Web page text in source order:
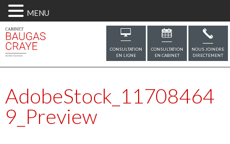
CONSULTATION
EN LIGNE
CONSULTATION
EN CABINET
NOUS JOINDRE
DIRECTEMENT
AdobeStock_11708464
9_Preview
MENU